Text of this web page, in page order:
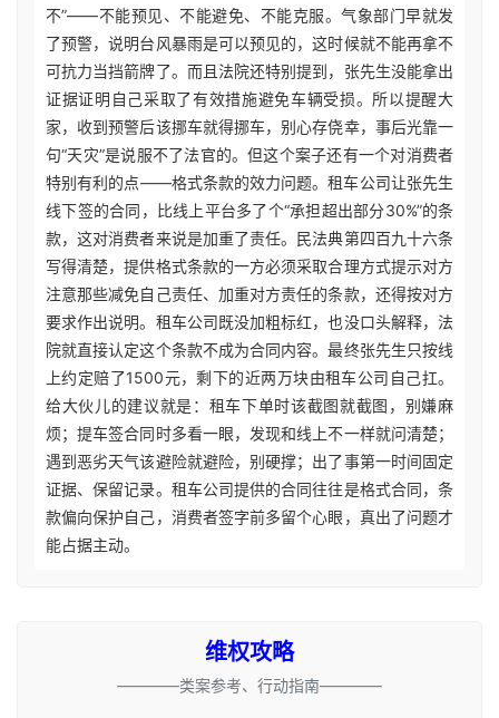
不”——不能预见、不能避免、不能克服。气象部门早就发
了预警，说明台风暴雨是可以预见的，这时候就不能再拿不
可抗力当挡箭牌了。而且法院还特别提到，张先生没能拿出
证据证明自己采取了有效措施避免车辆受损。所以提醒大
家，收到预警后该挪车就得挪车，别心存侥幸，事后光靠一
句“天灾”是说服不了法官的。但这个案子还有一个对消费者
特别有利的点——格式条款的效力问题。租车公司让张先生
线下签的合同，比线上平台多了个“承担超出部分30%”的条
款，这对消费者来说是加重了责任。民法典第四百九十六条
写得清楚，提供格式条款的一方必须采取合理方式提示对方
注意那些减免自己责任、加重对方责任的条款，还得按对方
要求作出说明。租车公司既没加粗标红，也没口头解释，法
院就直接认定这个条款不成为合同内容。最终张先生只按线
上约定赔了1500元，剩下的近两万块由租车公司自己扛。
给大伙儿的建议就是：租车下单时该截图就截图，别嫌麻
烦；提车签合同时多看一眼，发现和线上不一样就问清楚；
遇到恶劣天气该避险就避险，别硬撑；出了事第一时间固定
证据、保留记录。租车公司提供的合同往往是格式合同，条
款偏向保护自己，消费者签字前多留个心眼，真出了问题才
能占据主动。
维权攻略
————类案参考、行动指南————